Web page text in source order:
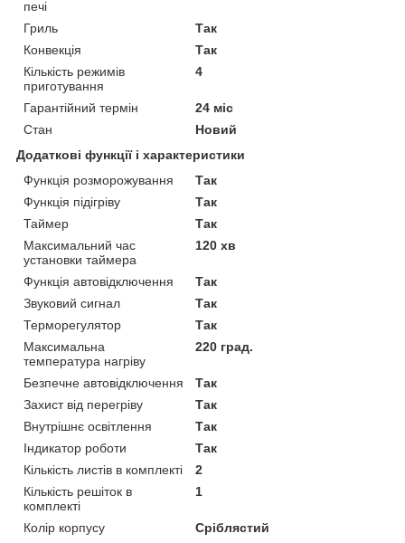
печі
Гриль
Так
Конвекція
Так
Кількість режимів
приготування
4
Гарантійний термін
24 міс
Стан
Новий
Додаткові функції і характеристики
Функція розморожування
Так
Функція підігріву
Так
Таймер
Так
Максимальний час
установки таймера
120 хв
Функція автовідключення
Так
Звуковий сигнал
Так
Терморегулятор
Так
Максимальна
температура нагріву
220 град.
Безпечне автовідключення
Так
Захист від перегріву
Так
Внутрішнє освітлення
Так
Індикатор роботи
Так
Кількість листів в комплекті
2
Кількість решіток в
комплекті
1
Колір корпусу
Сріблястий